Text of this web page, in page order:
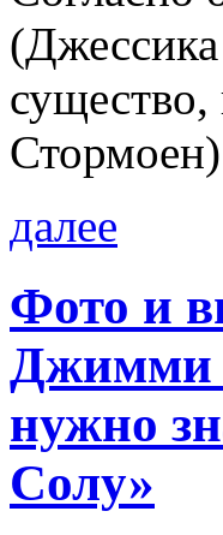
существо,
далее
Фото и
Джимми
нужно
Солу»